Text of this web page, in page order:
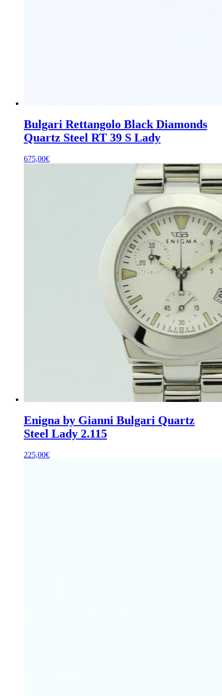
Bulgari Rettangolo Black Diamonds
Quartz Steel RT 39 S Lady
675,00€
Enigna by Gianni Bulgari Quartz
Steel Lady 2.115
225,00€